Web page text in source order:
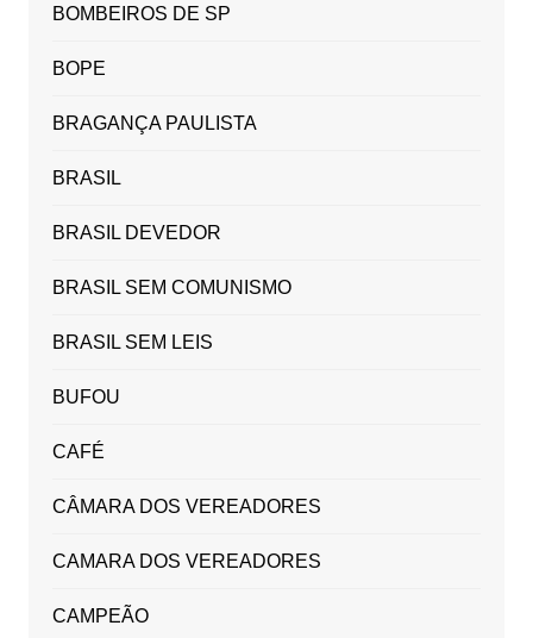
BOMBEIROS DE SP
BOPE
BRAGANÇA PAULISTA
BRASIL
BRASIL DEVEDOR
BRASIL SEM COMUNISMO
BRASIL SEM LEIS
BUFOU
CAFÉ
CÂMARA DOS VEREADORES
CAMARA DOS VEREADORES
CAMPEÃO